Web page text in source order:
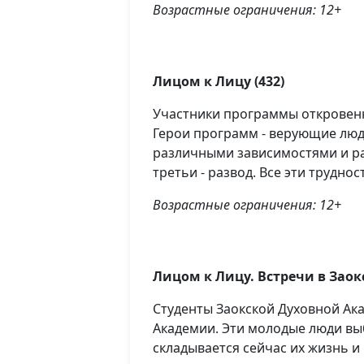
Возрастные ограничения: 12+
Лицом к Лицу (432)
Участники программы
Герои программ - верующие
различными зависимостями и
третьи - развод. Все эти
Возрастные ограничения: 12+
Лицом к Лицу. Встречи в
Студенты Заокской Духовной
Академии. Эти молодые люди
складывается сейчас их жизнь